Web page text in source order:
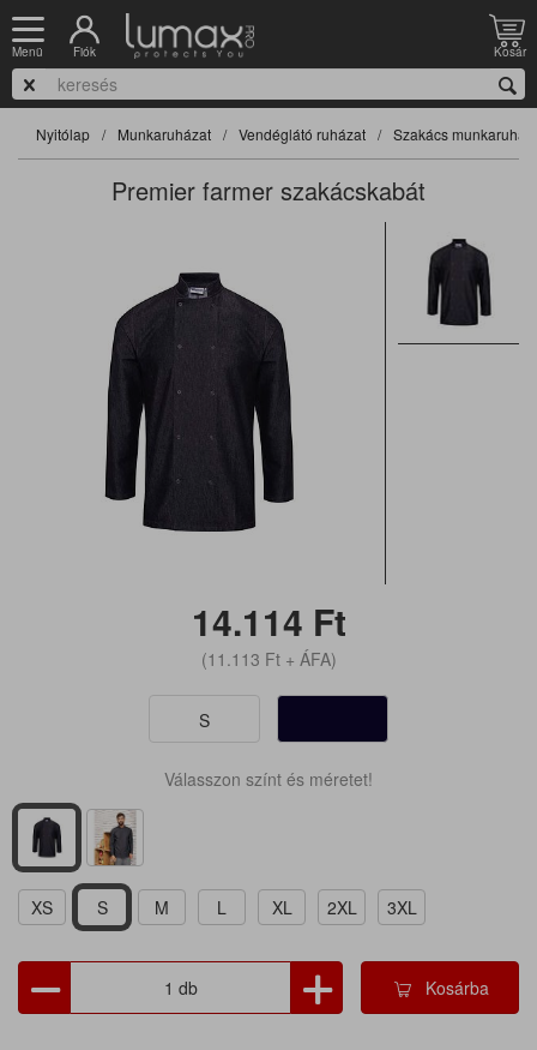
Menü Fiók Kosár
Nyitólap Munkaruházat Vendéglátó ruházat Szakács munkaruha
Premier farmer szakácskabát
14.114 Ft
(11.113 Ft+ ÁFA)
S
Válasszon színt és méretet!
XS S M L XL 2XL 3XL
Kosárba